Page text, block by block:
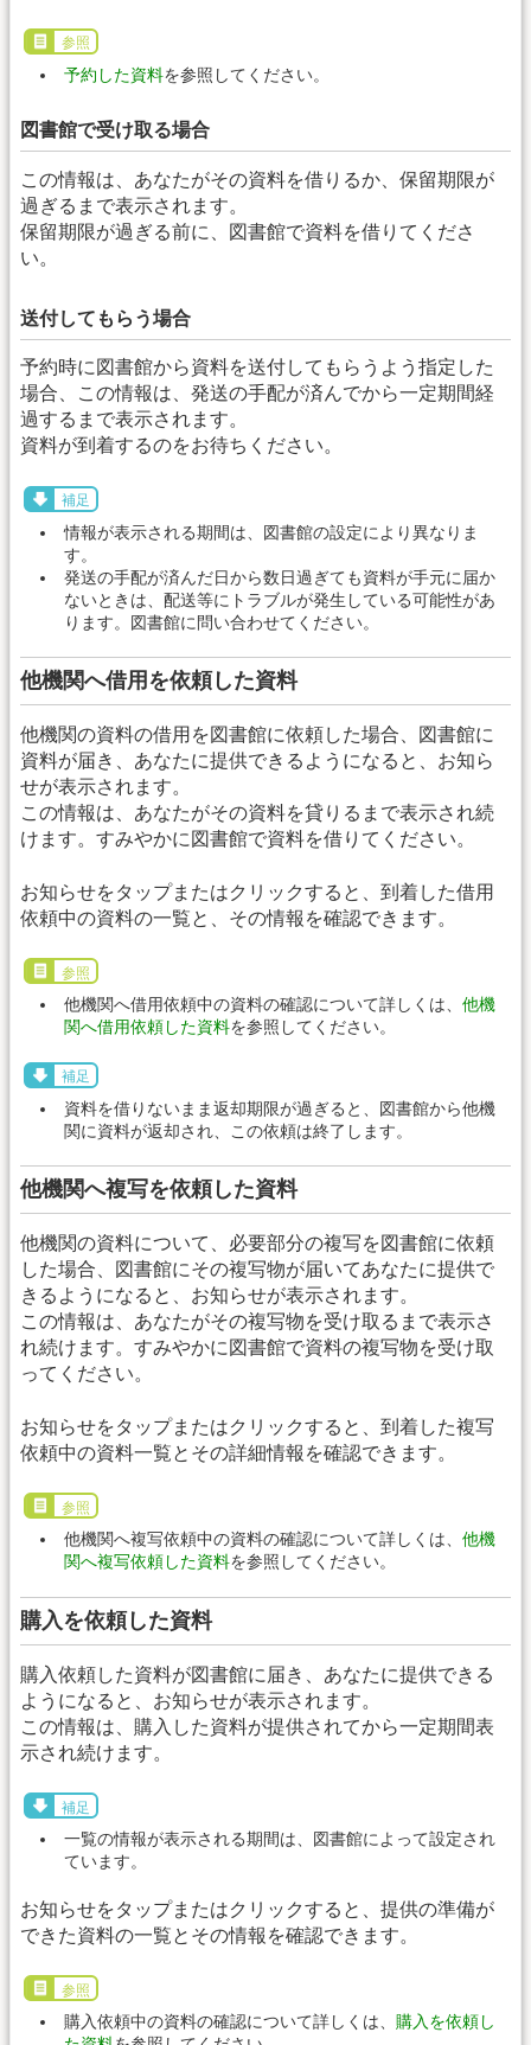
参照
予約した資料を参照してください。
図書館で受け取る場合
この情報は、あなたがその資料を借りるか、保留期限が
過ぎるまで表示されます。
保留期限が過ぎる前に、図書館で資料を借りてくださ
い。
送付してもらう場合
予約時に図書館から資料を送付してもらうよう指定した
場合、この情報は、発送の手配が済んでから一定期間経
過するまで表示されます。
資料が到着するのをお待ちください。
補足
情報が表示される期間は、図書館の設定により異なりま
す。
発送の手配が済んだ日から数日過ぎても資料が手元に届か
ないときは、配送等にトラブルが発生している可能性があ
ります。図書館に問い合わせてください。
他機関へ借用を依頼した資料
他機関の資料の借用を図書館に依頼した場合、図書館に
資料が届き、あなたに提供できるようになると、お知ら
せが表示されます。
この情報は、あなたがその資料を貸りるまで表示され続
けます。すみやかに図書館で資料を借りてください。
お知らせをタップまたはクリックすると、到着した借用
依頼中の資料の一覧と、その情報を確認できます。
参照
他機関へ借用依頼中の資料の確認について詳しくは、 他機
関へ借用依頼した資料を参照してください。
補足
資料を借りないまま返却期限が過ぎると、図書館から他機
関に資料が返却され、この依頼は終了します。
他機関へ複写を依頼した資料
他機関の資料について、必要部分の複写を図書館に依頼
した場合、図書館にその複写物が届いてあなたに提供で
きるようになると、お知らせが表示されます。
この情報は、あなたがその複写物を受け取るまで表示さ
れ続けます。すみやかに図書館で資料の複写物を受け取
ってください。
お知らせをタップまたはクリックすると、到着した複写
依頼中の資料一覧とその詳細情報を確認できます。
参照
他機関へ複写依頼中の資料の確認について詳しくは、 他機
関へ複写依頼した資料を参照してください。
購入を依頼した資料
購入依頼した資料が図書館に届き、あなたに提供できる
ようになると、お知らせが表示されます。
この情報は、購入した資料が提供されてから一定期間表
示され続けます。
補足
一覧の情報が表示される期間は、図書館によって設定され
ています。
お知らせをタップまたはクリックすると、提供の準備が
できた資料の一覧とその情報を確認できます。
参照
購入依頼中の資料の確認について詳しくは、 購入を依頼し